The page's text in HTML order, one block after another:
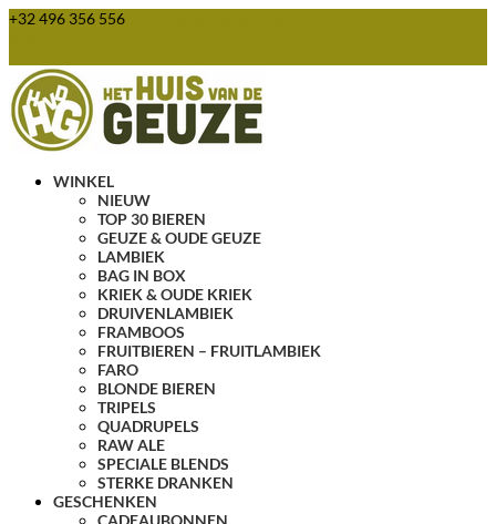
+32 496 356 556
WINKEL
NIEUW
TOP 30 BIEREN
GEUZE & OUDE GEUZE
LAMBIEK
BAG IN BOX
KRIEK & OUDE KRIEK
DRUIVENLAMBIEK
FRAMBOOS
FRUITBIEREN – FRUITLAMBIEK
FARO
BLONDE BIEREN
TRIPELS
QUADRUPELS
RAW ALE
SPECIALE BLENDS
STERKE DRANKEN
GESCHENKEN
CADEAUBONNEN